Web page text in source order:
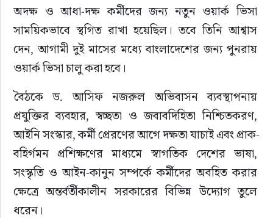
অদক্ষ ও আধা-দক্ষ কর্মীদের জন্য নতুন ওয়ার্ক ভিসা
সাময়িকভাবে স্থগিত রাখা হয়েছিল। তবে তিনি আশ্বাস
দেন, আগামী দুই মাসের মধ্যে বাংলাদেশের জন্য পুনরায়
ওয়ার্ক ভিসা চালু করা হবে।
বৈঠকে ড. আসিফ নজরুল অভিবাসন ব্যবস্থাপনায়
প্রযুক্তির ব্যবহার, স্বচ্ছতা ও জবাবদিহিতা নিশ্চিতকরণ,
আইনি সংস্কার, কর্মী প্রেরণের আগে দক্ষতা যাচাই এবং প্রাক-
বহির্গমন প্রশিক্ষণের মাধ্যমে স্বাগতিক দেশের ভাষা,
সংস্কৃতি ও আইন-কানুন সম্পর্কে কর্মীদের অবহিত করার
ক্ষেত্রে অন্তর্বর্তীকালীন সরকারের বিভিন্ন উদ্যোগ তুলে
ধরেন।